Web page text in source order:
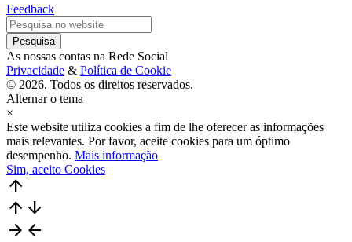
Feedback
As nossas contas na Rede Social
Privacidade & Política de Cookie
© 2026. Todos os direitos reservados.
Alternar o tema
×
Este website utiliza cookies a fim de lhe oferecer as informações
mais relevantes. Por favor, aceite cookies para um óptimo
desempenho. Mais informação
Sim, aceito Cookies
arrow_upward
arrow_upward arrow_downward
arrow_forward arrow_back